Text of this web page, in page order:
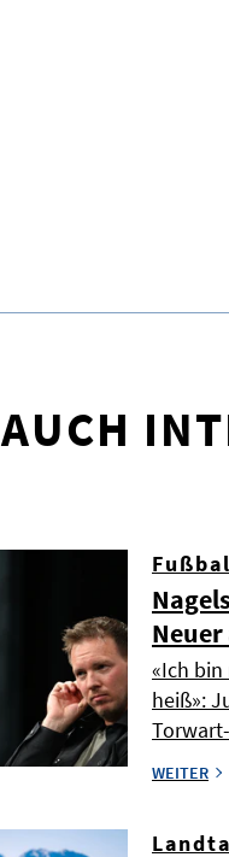
AUCH
«Ich bin
heiß»:
WEITER